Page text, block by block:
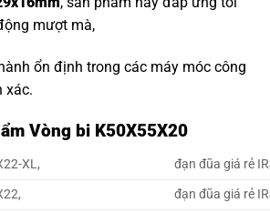
mượt mà,
ổn định trong các máy móc công
xác.
Vòng bi K50X55X20
XL,
đạn đũa giá rẻ
đạn đũa giá rẻ